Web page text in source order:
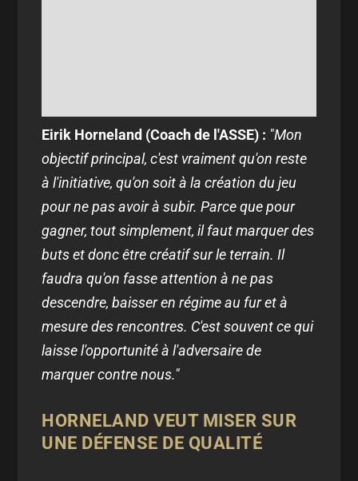
Eirik Horneland (Coach de l'ASSE) : "Mon
objectif principal, c'est vraiment qu'on reste
à l'initiative, qu'on soit à la création du jeu
pour ne pas avoir à subir. Parce que pour
gagner, tout simplement, il faut marquer des
buts et donc être créatif sur le terrain. Il
faudra qu'on fasse attention à ne pas
descendre, baisser en régime au fur et à
mesure des rencontres. C'est souvent ce qui
laisse l'opportunité à l'adversaire de
marquer contre nous."
HORNELAND VEUT MISER SUR
UNE DÉFENSE DE QUALITÉ